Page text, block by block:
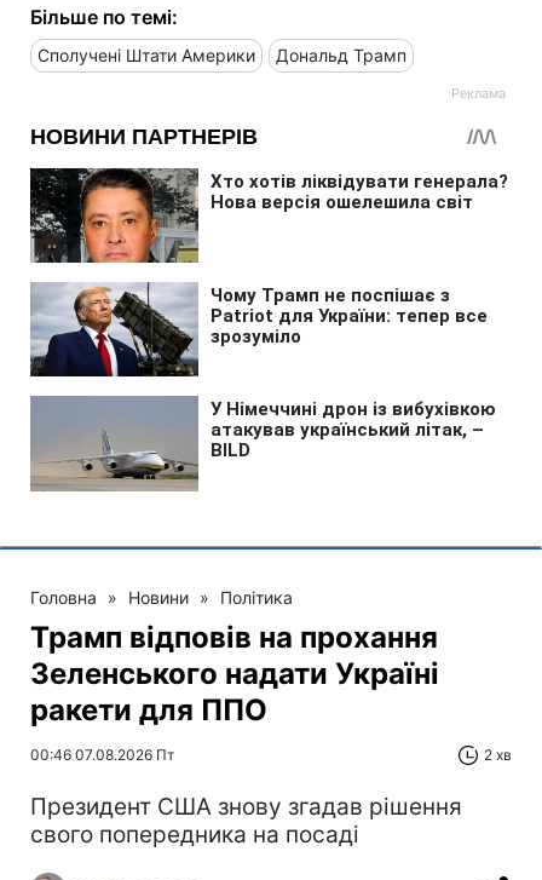
Більше по темі:
Сполучені Штати Америки Дональд Трамп
Головна » Новини » Політика
Трамп відповів на прохання
Зеленського надати Україні
ракети для ППО
00:46 07.08.2026 Пт 2 хв
Президент США знову згадав рішення
свого попередника на посаді